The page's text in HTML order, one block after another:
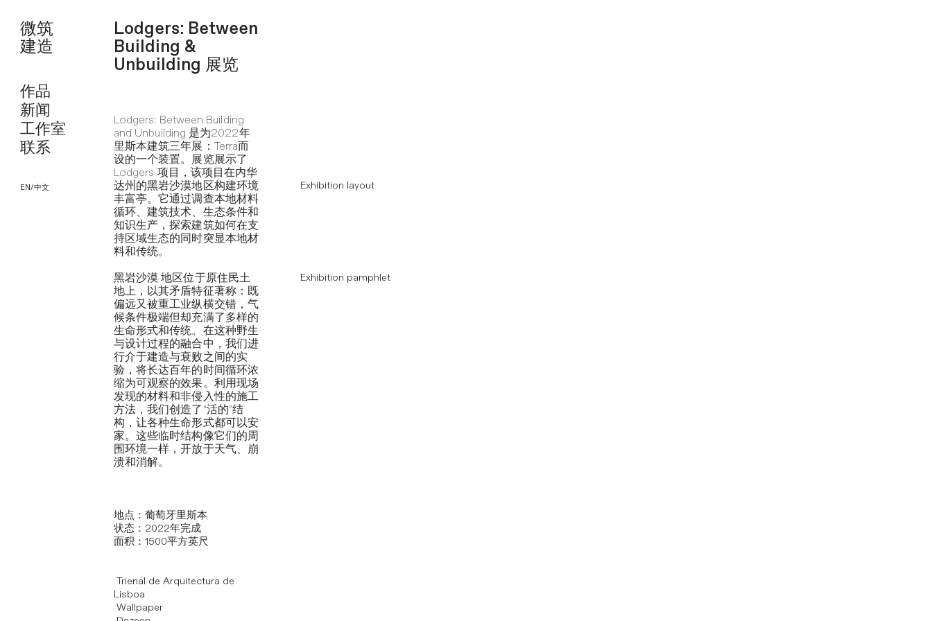
Lodgers: Between
Building &
Unbuilding 展览
Lodgers: Between Building
and Unbuilding 是为2022年
里斯本建筑三年展：Terra而
设的一个装置。展览展示了
Lodgers 项目，该项目在内华
达州的黑岩沙漠地区构建环境
丰富亭。它通过调查本地材料
循环、建筑技术、生态条件和
知识生产，探索建筑如何在支
持区域生态的同时突显本地材
料和传统。
黑岩沙漠 地区位于原住民土
地上，以其矛盾特征著称：既
偏远又被重工业纵横交错，气
候条件极端但却充满了多样的
生命形式和传统。在这种野生
与设计过程的融合中，我们进
行介于建造与衰败之间的实
验，将长达百年的时间循环浓
缩为可观察的效果。利用现场
发现的材料和非侵入性的施工
方法，我们创造了“活的”结
构，让各种生命形式都可以安
家。这些临时结构像它们的周
围环境一样，开放于天气、崩
溃和消解。
地点：葡萄牙里斯本
状态：2022年完成
面积：1500平方英尺
Trienal de Arquitectura de
Lisboa
Wallpaper
Exhibition layout
Exhibition pamphlet
微筑
建造
作品
新闻
工作室
联系
EN/中文